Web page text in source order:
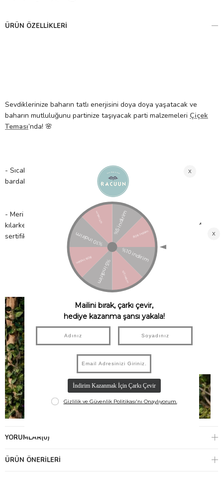
ÜRÜN ÖZELLIKLERI
Sevdiklerinize baharın tatlı enerjisini doya doya yaşatacak ve
baharın mutluluğunu partinize taşıyacak parti malzemeleri Çiçek
Teması’nda! 🌸
- Sıcak veya soğuk içecekler için uygundur. 4 farklı renkte 12
bardak içerir.
- Meri Meri, eşsiz parti malzemeleri ile partinizi benzersiz
kılarken çocuklarımıza güvenli bir gelecek sağlamak için FSC™
sertifikalı kâğıt kullanır!
YORUMLAR(0)
ÜRÜN ÖNERILERI